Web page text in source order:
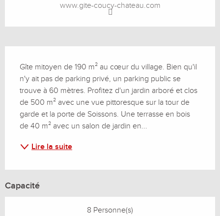
www.gite-coucy-chateau.com
Gîte mitoyen de 190 m² au cœur du village. Bien qu'il
n'y ait pas de parking privé, un parking public se
trouve à 60 mètres. Profitez d'un jardin arboré et clos
de 500 m² avec une vue pittoresque sur la tour de
garde et la porte de Soissons. Une terrasse en bois
de 40 m² avec un salon de jardin en...
Lire la suite
Capacité
8 Personne(s)